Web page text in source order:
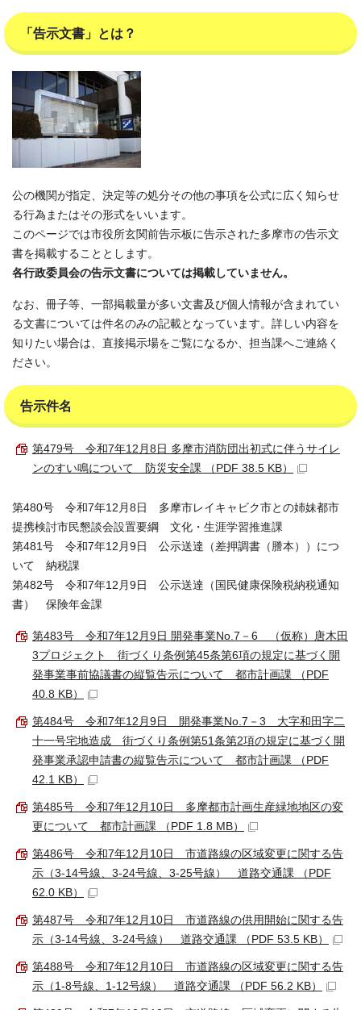
「告示文書」とは？
公の機関が指定、決定等の処分その他の事項を公式に広く知らせ
る行為またはその形式をいいます。
このページでは市役所玄関前告示板に告示された多摩市の告示文
書を掲載することとします。
各行政委員会の告示文書については掲載していません。
なお、冊子等、一部掲載量が多い文書及び個人情報が含まれてい
る文書については件名のみの記載となっています。詳しい内容を
知りたい場合は、直接掲示場をご覧になるか、担当課へご連絡く
ださい。
告示件名
第479号 令和7年12月8日 多摩市消防団出初式に伴うサイレ
ンのすい鳴について 防災安全課 （PDF 38.5 KB）
第480号 令和7年12月8日 多摩市レイキャビク市との姉妹都市
提携検討市民懇談会設置要綱 文化・生涯学習推進課
第481号 令和7年12月9日 公示送達（差押調書（謄本））につ
いて 納税課
第482号 令和7年12月9日 公示送達（国民健康保険税納税通知
書） 保険年金課
第483号 令和7年12月9日 開発事業No.7－6 （仮称）唐木田
3プロジェクト 街づくり条例第45条第6項の規定に基づく開
発事業事前協議書の縦覧告示について 都市計画課 （PDF
40.8 KB）
第484号 令和7年12月9日 開発事業No.7－3 大字和田字二
十一号宅地造成 街づくり条例第51条第2項の規定に基づく開
発事業承認申請書の縦覧告示について 都市計画課 （PDF
42.1 KB）
第485号 令和7年12月10日 多摩都市計画生産緑地地区の変
更について 都市計画課 （PDF 1.8 MB）
第486号 令和7年12月10日 市道路線の区域変更に関する告
示（3-14号線、3-24号線、3-25号線） 道路交通課 （PDF
62.0 KB）
第487号 令和7年12月10日 市道路線の供用開始に関する告
示（3-14号線、3-24号線） 道路交通課 （PDF 53.5 KB）
第488号 令和7年12月10日 市道路線の区域変更に関する告
示（1-8号線、1-12号線） 道路交通課 （PDF 56.2 KB）